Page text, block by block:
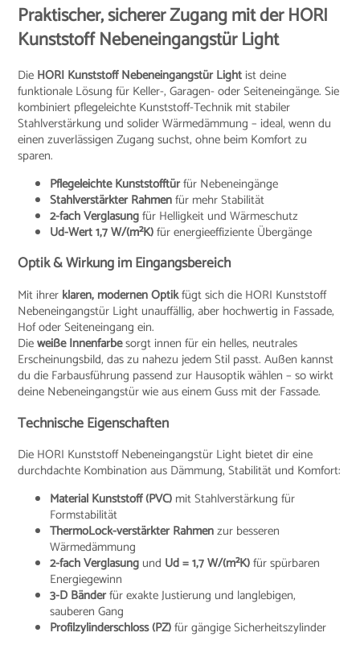
Praktischer, sicherer Zugang mit der HORI
Kunststoff Nebeneingangstür Light
Die HORI Kunststoff Nebeneingangstür Lightist deine
funktionale Lösung für Keller-, Garagen- oder Seiteneingänge. Sie
kombiniert pflegeleichte Kunststoff-Technik mit stabiler
Stahlverstärkung und solider Wärmedämmung – ideal, wenn du
einen zuverlässigen Zugang suchst, ohne beim Komfort zu
sparen.
Pflegeleichte Kunststofftürfür Nebeneingänge
Stahlverstärkter Rahmenfür mehr Stabilität
2-fach Verglasungfür Helligkeit und Wärmeschutz
Ud-Wert 1,7 W/(m²K)für energieeffiziente Übergänge
Optik & Wirkung im Eingangsbereich
Mit ihrer klaren, modernen Optikfügt sich die HORI Kunststoff
Nebeneingangstür Light unauffällig, aber hochwertig in Fassade,
Hof oder Seiteneingang ein.
Dieweiße Innenfarbesorgt innen für ein helles, neutrales
Erscheinungsbild, das zu nahezu jedem Stil passt. Außen kannst
du die Farbausführung passend zur Hausoptik wählen – so wirkt
deine Nebeneingangstür wie aus einem Guss mit der Fassade.
Technische Eigenschaften
Die HORI Kunststoff Nebeneingangstür Light bietet dir eine
durchdachte Kombination aus Dämmung, Stabilität und Komfort:
Material Kunststoff (PVC) mit Stahlverstärkung für
Formstabilität
ThermoLock-verstärkter Rahmenzur besseren
Wärmedämmung
2-fach Verglasung und Ud = 1,7 W/(m²K)für spürbaren
Energiegewinn
3-D Bänderfür exakte Justierung und langlebigen,
sauberen Gang
Profilzylinderschloss (PZ)für gängige Sicherheitszylinder